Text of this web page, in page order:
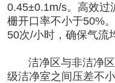
0.45±0.1m/s。高效过
栅开口率不小于50%
50次/小时，确保气流
洁净区与非洁净
级洁净室之间压差不